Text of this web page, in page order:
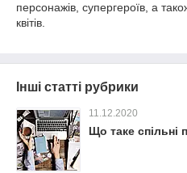
персонажів, супергероїв, а
квітів.
Інші статті рубрики
11.12.2020
Що таке спільні